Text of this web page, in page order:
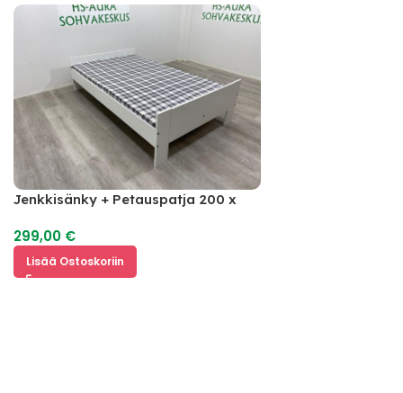
Jenkkisänky + Petauspatja 200 x
299,00 €
Lisää Ostoskoriin